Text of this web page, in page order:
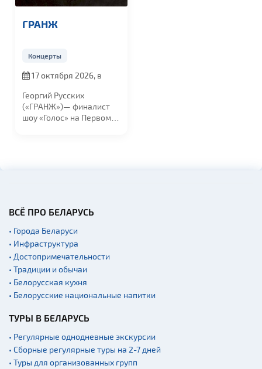
ГРАНЖ
Концерты
17 октября 2026, в
Георгий Русских
(«ГРАНЖ»)— финалист
шоу «Голос» на Первом
ВСЁ ПРО БЕЛАРУСЬ
• Города Беларуси
• Инфраструктура
• Достопримечательности
• Традиции и обычаи
• Белорусская кухня
• Белорусские национальные напитки
ТУРЫ В БЕЛАРУСЬ
• Регулярные однодневные экскурсии
• Сборные регулярные туры на 2-7 дней
• Туры для организованных групп